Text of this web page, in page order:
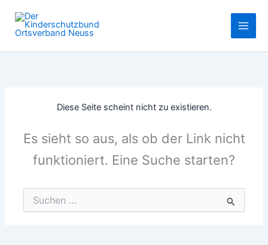
Inhalt
springen
Diese Seite scheint nicht zu existieren.
Es sieht so aus, als ob der Link nicht
funktioniert. Eine Suche starten?
Suchen
nach: